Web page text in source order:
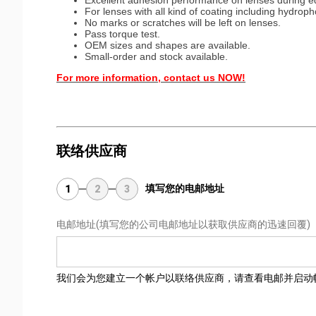
For lenses with all kind of coating including
No marks or scratches will be left on lenses.
Pass torque test.
OEM sizes and shapes are available.
Small-order and stock available.
For more information, contact us NOW!
联络供应商
1 2 3 填写您的电邮地址
电邮地址(填写您的公司电邮地址以获取供应商的迅速回覆)
我们会为您建立一个帐户以联络供应商，请查看电邮并启动